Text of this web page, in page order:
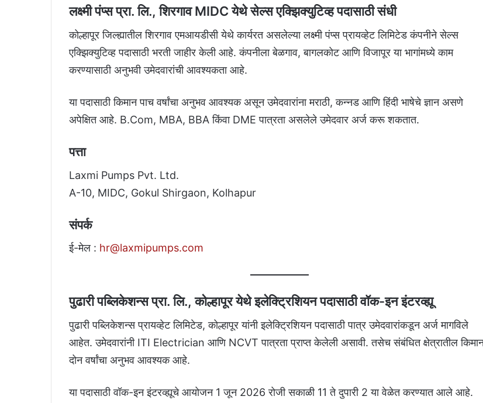
लक्ष्मी पंप्स प्रा. लि., शिरगाव MIDC येथे सेल्स एक्झिक्युटिव्ह पदासाठी संधी
कोल्हापूर जिल्ह्यातील शिरगाव एमआयडीसी येथे कार्यरत असलेल्या लक्ष्मी पंप्स प्रायव्हेट लिमिटेड कंपनीने सेल्स
एक्झिक्युटिव्ह पदासाठी भरती जाहीर केली आहे. कंपनीला बेळगाव, बागलकोट आणि विजापूर या भागांमध्ये काम
करण्यासाठी अनुभवी उमेदवारांची आवश्यकता आहे.
या पदासाठी किमान पाच वर्षांचा अनुभव आवश्यक असून उमेदवारांना मराठी, कन्नड आणि हिंदी भाषेचे ज्ञान असणे
अपेक्षित आहे. B.Com, MBA, BBA किंवा DME पात्रता असलेले उमेदवार अर्ज करू शकतात.
पत्ता
Laxmi Pumps Pvt. Ltd.
A-10, MIDC, Gokul Shirgaon, Kolhapur
संपर्क
ई-मेल : hr@laxmipumps.com
पुढारी पब्लिकेशन्स प्रा. लि., कोल्हापूर येथे इलेक्ट्रिशियन पदासाठी वॉक-इन इंटरव्ह्यू
पुढारी पब्लिकेशन्स प्रायव्हेट लिमिटेड, कोल्हापूर यांनी इलेक्ट्रिशियन पदासाठी पात्र उमेदवारांकडून अर्ज मागविले
आहेत. उमेदवारांनी ITI Electrician आणि NCVT पात्रता प्राप्त केलेली असावी. तसेच संबंधित क्षेत्रातील
दोन वर्षांचा अनुभव आवश्यक आहे.
या पदासाठी वॉक-इन इंटरव्ह्यूचे आयोजन 1 जून 2026 रोजी सकाळी 11 ते दुपारी 2 या वेळेत करण्यात आले आहे.